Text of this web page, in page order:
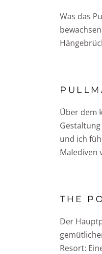
Was das
Über dem
und ich
Malediven
THE
Der
Resort: